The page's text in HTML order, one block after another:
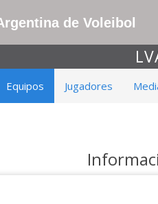
de Voleibol
Equipos Jugadores